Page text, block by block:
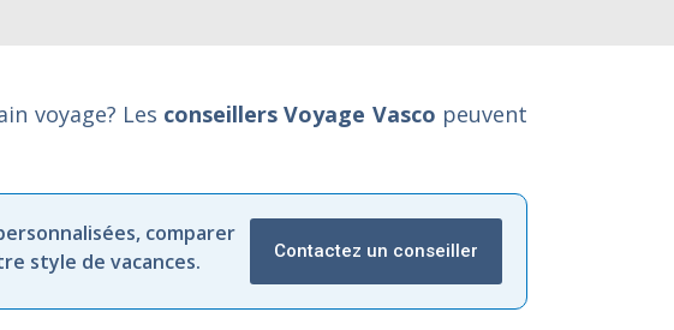
voyage? Les conseillers Voyage Vasco peuvent
comparer
style de vacances. Contactez un conseiller